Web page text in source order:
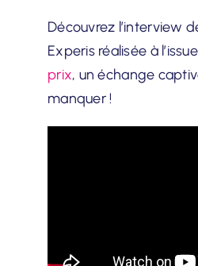
Découvrez l’interview
Experis réalisée à
prix, un échange
manquer !